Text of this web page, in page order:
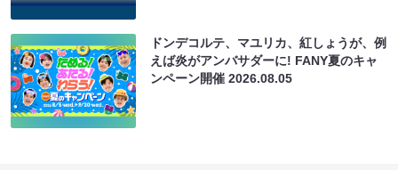
ドンデコルテ、マユリカ、紅しょうが、例
えば炎がアンバサダーに! FANY夏のキャ
ンペーン開催2026.08.05